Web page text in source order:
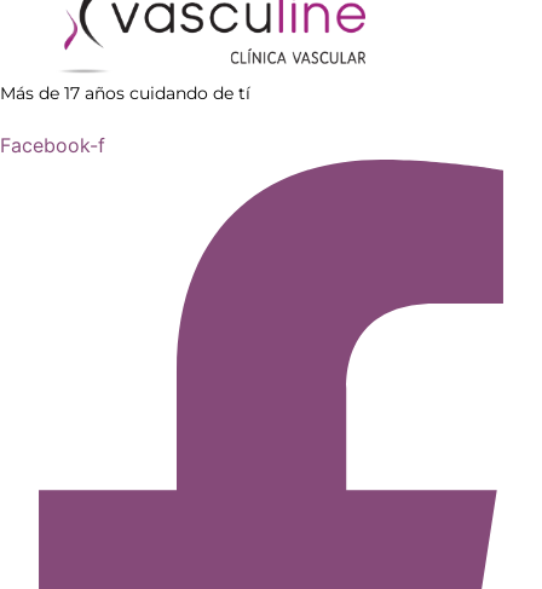
Más de 17 años cuidando de tí
Facebook-f